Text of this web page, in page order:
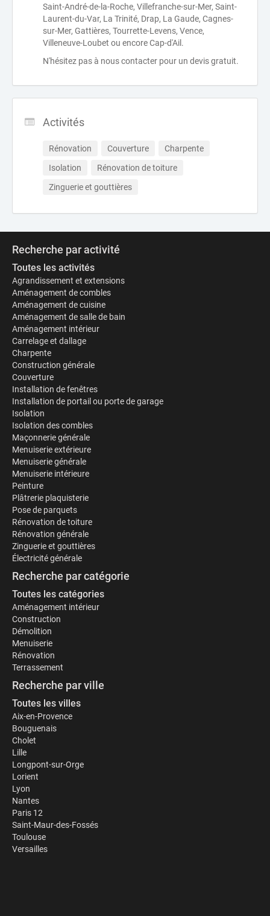
Saint-André-de-la-Roche, Villefranche-sur-Mer, Saint-
Laurent-du-Var, La Trinité, Drap, La Gaude, Cagnes-
sur-Mer, Gattières, Tourrette-Levens, Vence,
Villeneuve-Loubet ou encore Cap-d'Ail.
N'hésitez pas à nous contacter pour un devis gratuit.
Activités
Rénovation Couverture
Charpente
Isolation
Rénovation de toiture
Zinguerie et gouttières
Recherche par activité
Toutes les activités
Agrandissement et extensions
Aménagement de combles
Aménagement de cuisine
Aménagement de salle de bain
Aménagement intérieur
Carrelage et dallage
Charpente
Construction générale
Couverture
Installation de fenêtres
Installation de portail ou porte de garage
Isolation
Isolation des combles
Maçonnerie générale
Menuiserie extérieure
Menuiserie générale
Menuiserie intérieure
Peinture
Plâtrerie plaquisterie
Pose de parquets
Rénovation de toiture
Rénovation générale
Zinguerie et gouttières
Électricité générale
Recherche par catégorie
Toutes les catégories
Aménagement intérieur
Construction
Démolition
Menuiserie
Rénovation
Terrassement
Recherche par ville
Toutes les villes
Aix-en-Provence
Bouguenais
Cholet
Lille
Longpont-sur-Orge
Lorient
Lyon
Nantes
Paris 12
Saint-Maur-des-Fossés
Toulouse
Versailles